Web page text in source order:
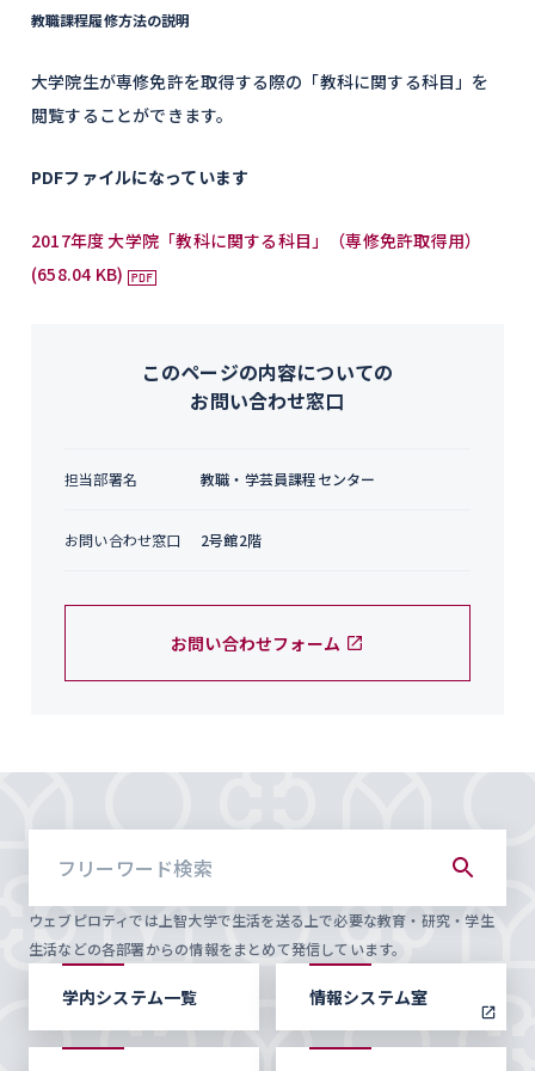
教職課程履修方法の説明
大学院生が専修免許を取得する際の「教科に関する科目」を
閲覧することができます。
PDFファイルになっています
2017年度 大学院「教科に関する科目」（専修免許取得用）
(658.04 KB)
このページの内容についての
お問い合わせ窓口
担当部署名 教職・学芸員課程センター
お問い合わせ窓口 2号館2階
お問い合わせフォーム
ウェブピロティでは上智大学で生活を送る上で必要な教育・研究・学生
生活などの各部署からの情報をまとめて発信しています。
学内システム一覧 情報システム室